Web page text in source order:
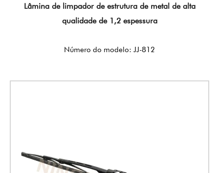
Lâmina de limpador de estrutura de metal de alta
qualidade de 1,2 espessura
Número do modelo: JJ-812